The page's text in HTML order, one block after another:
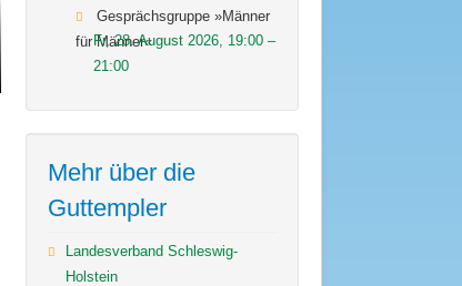
Gesprächsgruppe »Männer
für Männer«
Fr, 28. August 2026, 19:00 –
21:00
Mehr über die
Guttempler
Landesverband Schleswig-
Holstein